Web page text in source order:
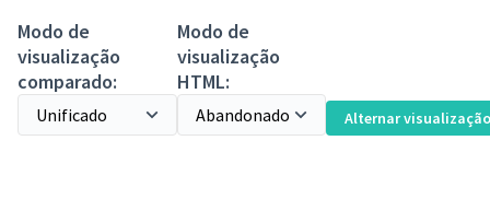
Modo de
visualização
comparado:
Modo de
visualização
HTML:
Alternar visualização